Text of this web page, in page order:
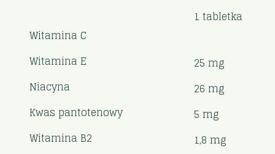
1 tabletka
Witamina C
Witamina E
Niacyna
Kwas pantotenowy
Witamina B2
25 mg
26 mg
5 mg
1,8 mg